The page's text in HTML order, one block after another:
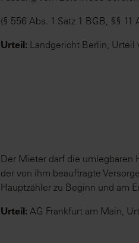
(§ 556 Abs. 1 Satz 1 BGB, §§ 11
Urteil: Landgericht Berlin, Urteil
Der Mieter darf die umlegbaren
der von ihm beauftragte
Hauptzähler zu Beginn und am
Urteil: AG Frankfurt am Main,